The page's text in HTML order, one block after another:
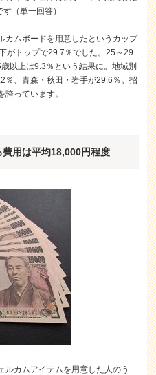
（単一回答）
カムボードを用意したというカップ
がトップで29.7％でした。25～29
以上は9.3％という結果に。地域別
％、青森・秋田・岩手が29.6％。招
っています。
用は平均18,000円程度
ルカムアイテムを用意した人のう